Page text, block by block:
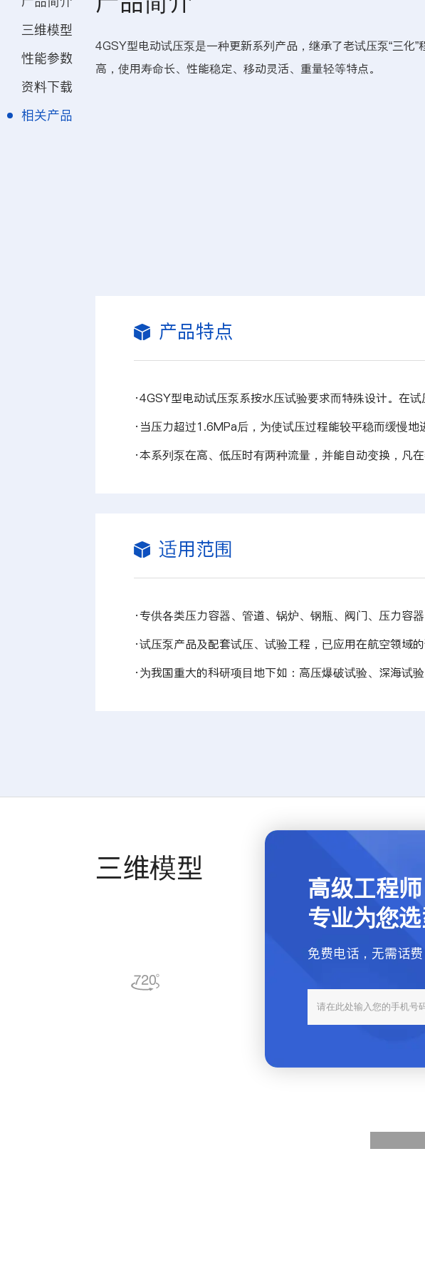
4GSY型电动试压泵是一种更新系列产品，继承了老试压泵“三化”
高，使用寿命长、性能稳定、移动灵活、重量轻等特点。
产品特点
·4GSY型电动试压泵系按水压试验要求而特殊设计。在
· 当压力超过1.6MPa后，为使试压过程能较平稳而缓慢地
·本系列泵在高、低压时有两种流量，并能自动变换，凡
适用范围
·专供各类压力容器、管道、锅炉、钢瓶、阀门、压力容
·试压泵产品及配套试压、试验工程，已应用在航空领域
·为我国重大的科研项目地下如：高压爆破试验、深海试
三维模型
三维模型
性能参数
资料下载
相关产品
高级工程师
专业为您
免费电话，无需话